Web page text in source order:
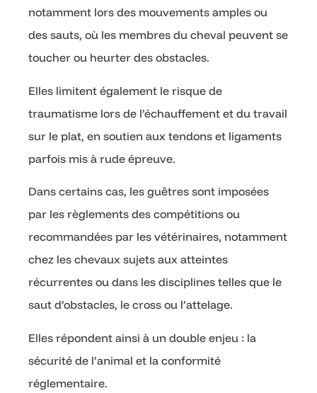
notamment lors des mouvements amples ou
des sauts, où les membres du cheval peuvent se
toucher ou heurter des obstacles.
Elles limitent également le risque de
traumatisme lors de l’échauffement et du travail
sur le plat, en soutien aux tendons et ligaments
parfois mis à rude épreuve.
Dans certains cas, les guêtres sont imposées
par les règlements des compétitions ou
recommandées par les vétérinaires, notamment
chez les chevaux sujets aux atteintes
récurrentes ou dans les disciplines telles que le
saut d’obstacles, le cross ou l’attelage.
Elles répondent ainsi à un double enjeu : la
sécurité de l’animal et la conformité
réglementaire.